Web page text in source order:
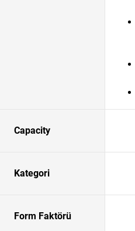
Capacity
Kategori
Form Faktörü